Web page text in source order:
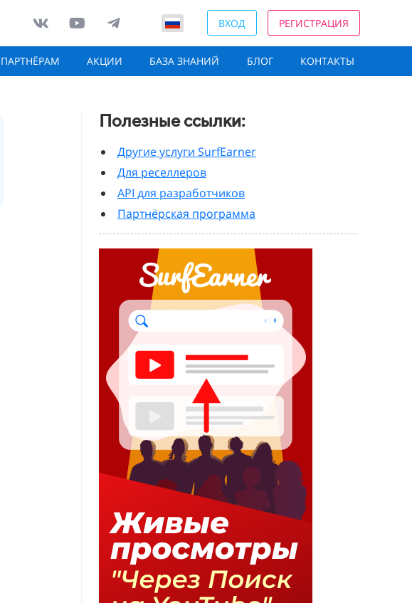
ВХОД РЕГИСТРАЦИЯ
ПАРТНЁРАМ АКЦИИ БАЗА ЗНАНИЙ БЛОГ КОНТАКТЫ
Полезные ссылки:
Другие услуги SurfEarner
Для реселлеров
API для разработчиков
Партнёрская программа